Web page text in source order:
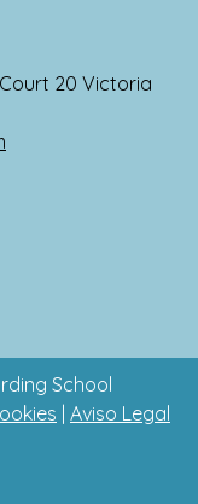
20 Victoria
School
| Aviso Legal